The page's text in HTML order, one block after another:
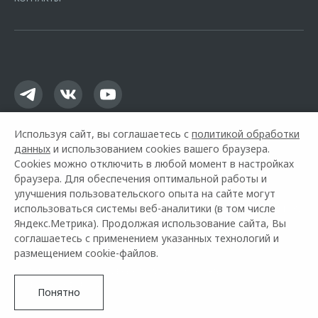
16.01.2015. Предложение ограничено и не является публичной
Горячая линия OMODA: +7 (495) 445-91-36
Используя сайт, вы соглашаетесь с политикой обработки
данных и использованием cookies вашего браузера.
Cookies можно отключить в любой момент в настройках
браузера. Для обеспечения оптимальной работы и
улучшения пользовательского опыта на сайте могут
использоваться системы веб-аналитики (в том числе
Яндекс.Метрика). Продолжая использование сайта, Вы
соглашаетесь с применением указанных технологий и
размещением cookie-файлов.
Понятно